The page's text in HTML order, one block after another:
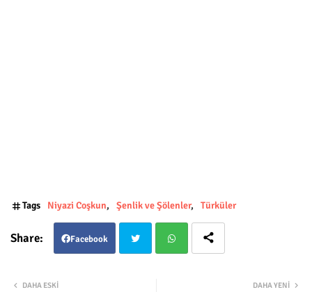
Tags Niyazi Coşkun Şenlik ve Şölenler Türküler
Facebook
DAHA YENI
DAHA ESKI